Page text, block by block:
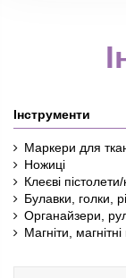
Інструменти
Маркери для
Ножиці
Клеєві
Булавки, голки,
Органайзери,
Магніти,